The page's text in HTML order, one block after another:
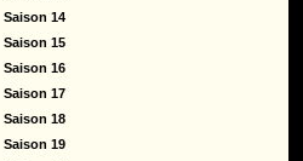
Saison 14
Saison 15
Saison 16
Saison 17
Saison 18
Saison 19